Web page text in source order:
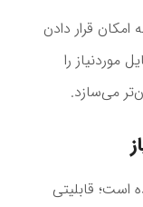
قرار دادن
موردنیاز را
می‌سازد.
قابلیتی